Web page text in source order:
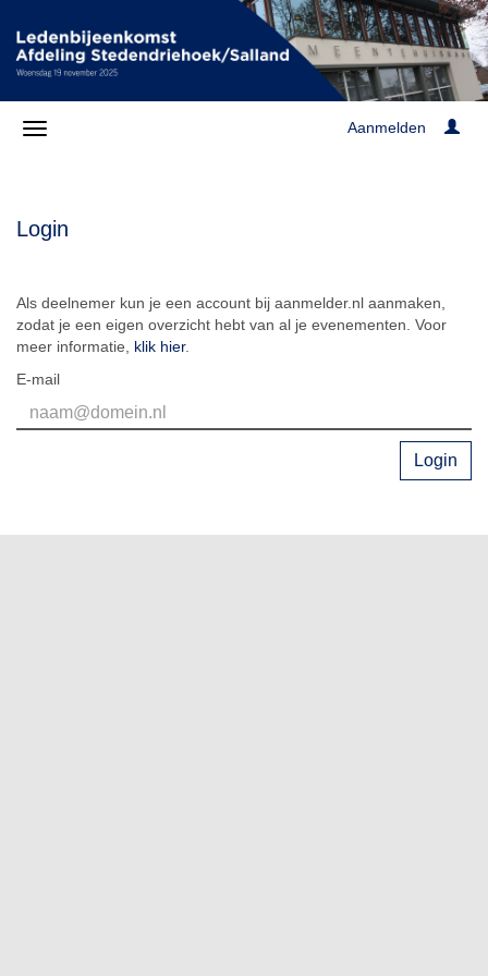
Aanmelden
Login
Als deelnemer kun je een account bij aanmelder.nl aanmaken,
zodat je een eigen overzicht hebt van al je evenementen. Voor
meer informatie, klik hier.
E-mail
Login